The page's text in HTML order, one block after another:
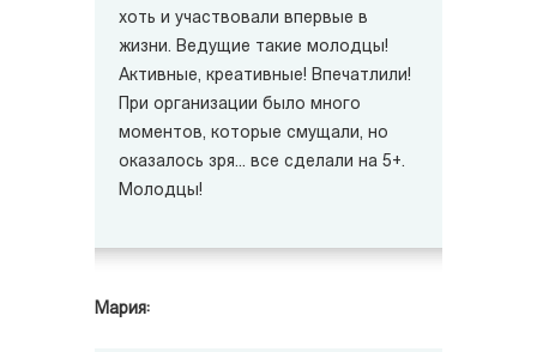
хоть и участвовали впервые в
жизни. Ведущие такие молодцы!
Активные, креативные! Впечатлили!
При организации было много
моментов, которые смущали, но
оказалось зря... все сделали на 5+.
Молодцы!
Мария: